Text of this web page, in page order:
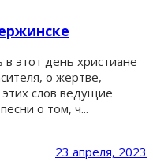
этот день христиане
о жертве,
слов ведущие
о том, ч...
23 апреля, 2023